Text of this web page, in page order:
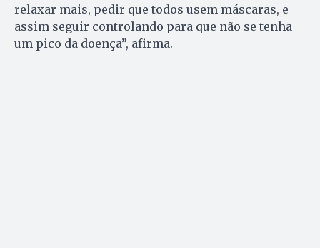
relaxar mais, pedir que todos usem máscaras, e
assim seguir controlando para que não se tenha
um pico da doença”, afirma.